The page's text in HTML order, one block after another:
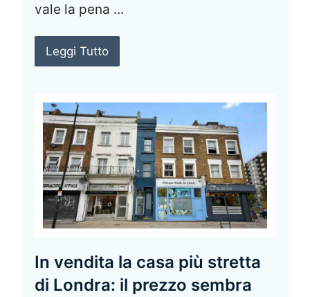
vale la pena ...
Leggi Tutto
In vendita la casa più stretta
di Londra: il prezzo sembra